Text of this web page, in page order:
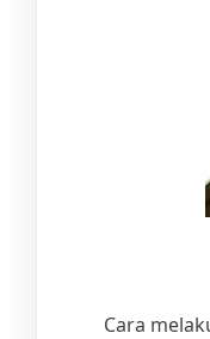
Cara